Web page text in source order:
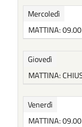
Mercoledì
MATTINA:
Giovedì
MATTINA:
Venerdì
MATTINA: